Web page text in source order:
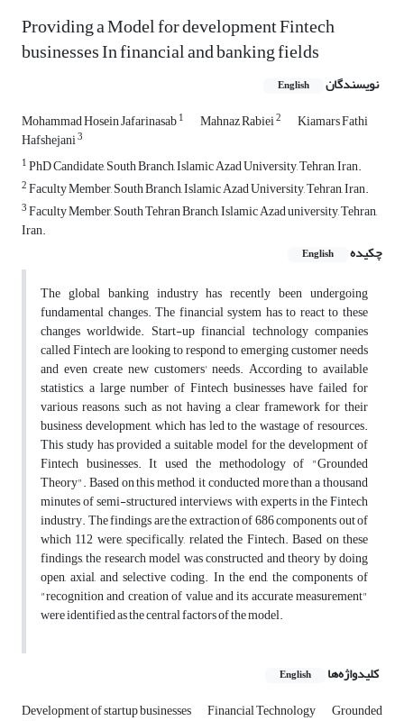
Providing a Model for development Fintech
businesses In financial and banking fields
نویسندگان English
Mohammad Hosein Jafarinasab1 Mahnaz Rabiei2 Kiamars Fathi
Hafshejani3
1PhD Candidate, South Branch, Islamic Azad University, Tehran, Iran.
2Faculty Member, South Branch, Islamic Azad University, Tehran, Iran.
3Faculty Member, South Tehran Branch, Islamic Azad university, Tehran,
Iran.
چکیده
English
The global banking industry has recently been undergoing
fundamental changes. The financial system has to react to these
changes worldwide. Start-up financial technology companies
called Fintech are looking to respond to emerging customer needs
and even create new customers' needs. According to available
statistics, a large number of Fintech businesses have failed for
various reasons, such as not having a clear framework for their
business development, which has led to the wastage of resources.
This study has provided a suitable model for the development of
Fintech businesses. It used the methodology of "Grounded
Theory". Based on this method, it conducted more than a thousand
minutes of semi-structured interviews with experts in the Fintech
industry. The findings are the extraction of 686 components out of
which 112 were, specifically, related the Fintech. Based on these
findings, the research model was constructed and theory by doing
open, axial, and selective coding. In the end, the components of
"recognition and creation of value and its accurate measurement"
were identified as the central factors of the model.
کلیدواژه‌ها English
Development of startup businesses Financial Technology Grounded